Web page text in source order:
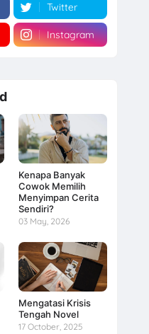
Twitter
Instagram
Kenapa Banyak
Cowok Memilih
Menyimpan Cerita
Sendiri?
03 May, 2026
Mengatasi Krisis
Tengah Novel
17 October, 2025